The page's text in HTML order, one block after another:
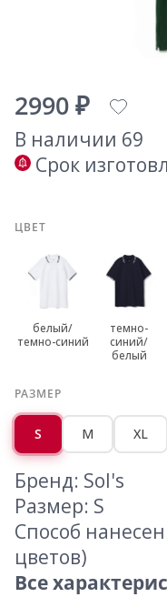
2990 ₽
В наличии 69
Срок
ЦВЕТ
белый/
темно-синий
темно-
синий/
белый
РАЗМЕР
S M XL
Бренд: Sol's
Размер: S
Способ
цветов)
Все